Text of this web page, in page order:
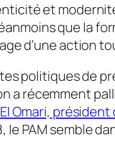
et
que la
d’une action
politiques de
a récemment
Omari,
le PAM semble